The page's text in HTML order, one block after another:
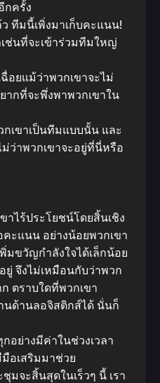
กครั้ง
ทีมนี้เพิ่งมาเก็บคะแนน!
ช่นที่จะเข้าร่วมทีมใหญ่
อยแม้ว่าพวกเขาจะไม่
ากที่จะพึ่งพาพวกเขาใน
กเขาเป็นทีมแบบนั้น และ
ว่าพวกเขาจะอยู่ที่นี่หรือ
าไร้ประโยชน์โดยสิ้นเชิง
ะแนน อย่างน้อยพวกเขา
มขวัญกำลังใจได้เล็กน้อย
ยู่ จึงไม่เหมือนกับว่าพวก
ตราบใดที่พวกเขา
นด้านลอจิสติกส์ได้ นั่นก็
อย่างมีค่าในช่วงเวลา
อเสริมมาช่วย
มจะสิ้นสุดในเร็วๆ นี้ เรา